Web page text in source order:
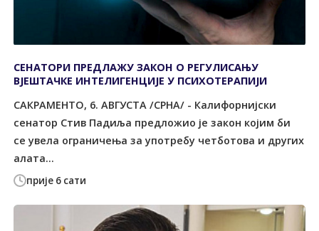
прије 6 сати
СЕНАТОРИ ПРЕДЛАЖУ ЗАКОН О РЕГУЛИСАЊУ
ВЈЕШТАЧКЕ ИНТЕЛИГЕНЦИЈЕ У ПСИХОТЕРАПИЈИ
САКРАМЕНТО, 6. АВГУСТА /СРНА/ - Калифорнијски
сенатор Стив Падиља предложио је закон којим би
се увела ограничења за употребу четботова и других
алата...